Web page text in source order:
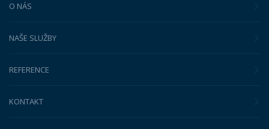
O NÁS
NAŠE SLUŽBY
REFERENCE
KONTAKT